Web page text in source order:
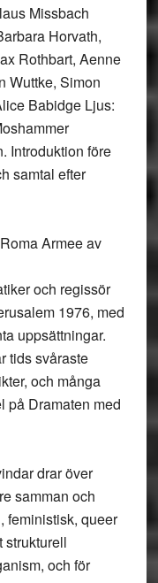
Missbach
Horvath,
Rothbart, Aenne
Wuttke, Simon
Babidge Ljus:
Introduktion före
samtal efter
Armee av
och regissör
1976, med
uppsättningar.
tids svåraste
och många
på Dramaten med
drar över
samman och
feministisk, queer
strukturell
och för